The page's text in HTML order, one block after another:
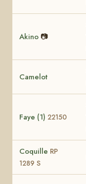
Akino 📷
Camelot
Faye (1) 22150
Coquille RP
1289 S